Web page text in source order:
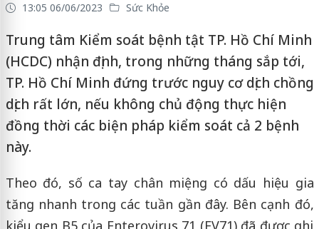
13:05 06/06/2023 Sức Khỏe
Trung tâm Kiểm soát bệnh tật TP. Hồ Chí Minh
(HCDC) nhận định, trong những tháng sắp tới,
TP. Hồ Chí Minh đứng trước nguy cơ dịch chồng
dịch rất lớn, nếu không chủ động thực hiện
đồng thời các biện pháp kiểm soát cả 2 bệnh
này.
Theo đó, số ca tay chân miệng có dấu hiệu gia
tăng nhanh trong các tuần gần đây. Bên cạnh đó,
kiểu gen B5 của Enterovirus 71 (EV71) đã được ghi